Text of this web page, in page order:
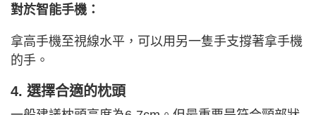
對於智能手機：
拿高手機至視線水平，可以用另一隻手支撐著拿手機
的手。
4. 選擇合適的枕頭